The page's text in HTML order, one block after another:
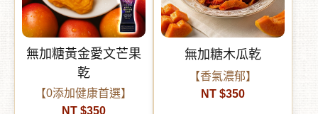
無加糖黃金愛文芒果
乾
【0添加健康首選】
NT $350
無加糖木瓜乾
【香氣濃郁】
NT $350